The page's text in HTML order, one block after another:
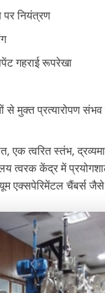
नियंत्रण
गहराई रूपरेखा
से मुक्त प्रत्यारोपण
त्वरित स्तंभ,
त्वरक केंद्र में
एक्सपेरिमेंटल